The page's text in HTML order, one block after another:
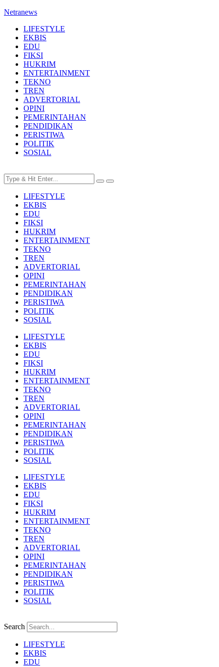
Netranews
LIFESTYLE
EKBIS
EDU
FIKSI
HUKRIM
ENTERTAINMENT
TEKNO
TREN
ADVERTORIAL
OPINI
PEMERINTAHAN
PENDIDIKAN
PERISTIWA
POLITIK
SOSIAL
LIFESTYLE
EKBIS
EDU
FIKSI
HUKRIM
ENTERTAINMENT
TEKNO
TREN
ADVERTORIAL
OPINI
PEMERINTAHAN
PENDIDIKAN
PERISTIWA
POLITIK
SOSIAL
LIFESTYLE
EKBIS
EDU
FIKSI
HUKRIM
ENTERTAINMENT
TEKNO
TREN
ADVERTORIAL
OPINI
PEMERINTAHAN
PENDIDIKAN
PERISTIWA
POLITIK
SOSIAL
LIFESTYLE
EKBIS
EDU
FIKSI
HUKRIM
ENTERTAINMENT
TEKNO
TREN
ADVERTORIAL
OPINI
PEMERINTAHAN
PENDIDIKAN
PERISTIWA
POLITIK
SOSIAL
Search
LIFESTYLE
EKBIS
EDU